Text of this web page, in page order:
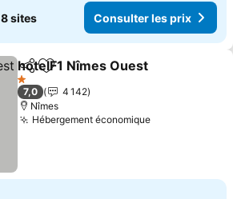
8 sites Consulter les prix
PartagerAjouter à mes favoris
hotelF1 Nîmes Ouest
1 Étoiles
7,0
4 142
Nîmes
Hébergement économiqueConsulter